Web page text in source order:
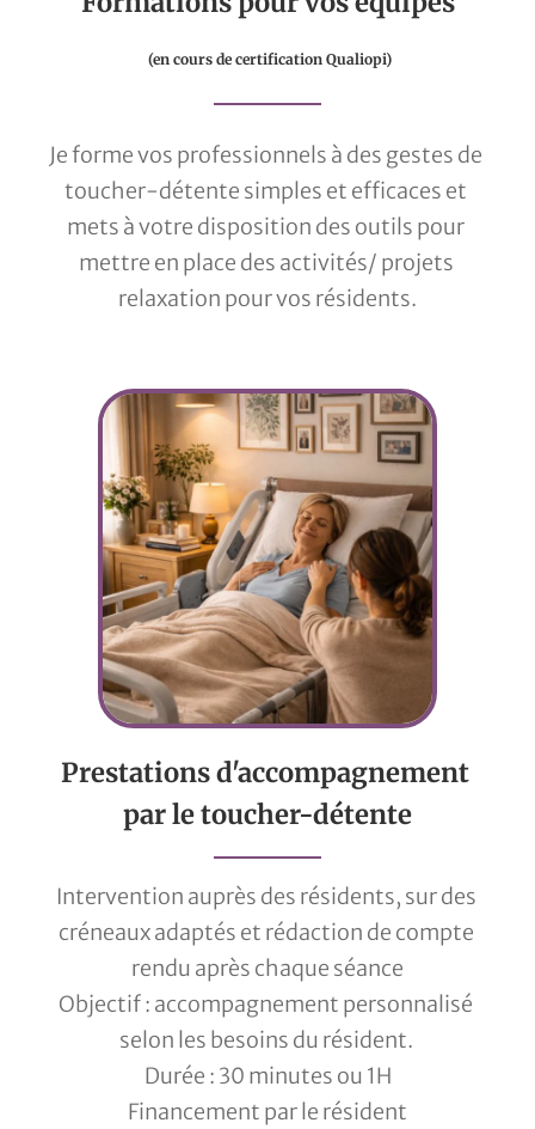
Prestations d'accompagnement
par le toucher-détente
Intervention auprès des résidents, sur des
créneaux adaptés et rédaction de compte
rendu après chaque séance
Objectif : accompagnement personnalisé
selon les besoins du résident.
Durée : 30 minutes ou 1H
Financement par le résident
(en cours de certification Qualiopi)
Je forme vos professionnels à des gestes de
toucher-détente simples et efficaces et
mets à votre disposition des outils pour
mettre en place des activités/ projets
relaxation pour vos résidents.